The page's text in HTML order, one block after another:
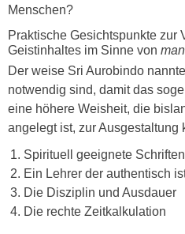
Menschen?
Praktische Gesichtspunkte zur
Geistinhaltes im Sinne von
Der weise Sri Aurobindo
notwendig sind, damit das
eine höhere Weisheit, die
angelegt ist, zur Ausgestaltung
Spirituell geeignete Schriften
Ein Lehrer der authentisch
Die Disziplin und Ausdauer
Die rechte Zeitkalkulation